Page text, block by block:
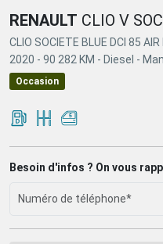
RENAULT CLIO V
CLIO SOCIETE BLUE DCI 85 AIR
2020 - 90 282 KM - Diesel -
Occasion
Besoin d'infos ? On vous